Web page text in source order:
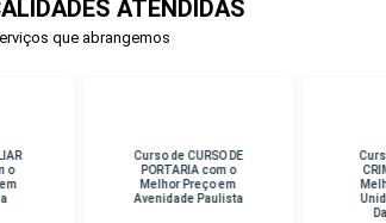
ATENDIDAS
que abrangemos
Curso de CURSO DE
PORTARIA com o
Melhor Preço em
Avenidade Paulista
Curso de PERICIA
CRIMINAL com o
Melhor Preço em
Unidade Hospital